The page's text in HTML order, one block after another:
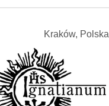
Kraków, Polska